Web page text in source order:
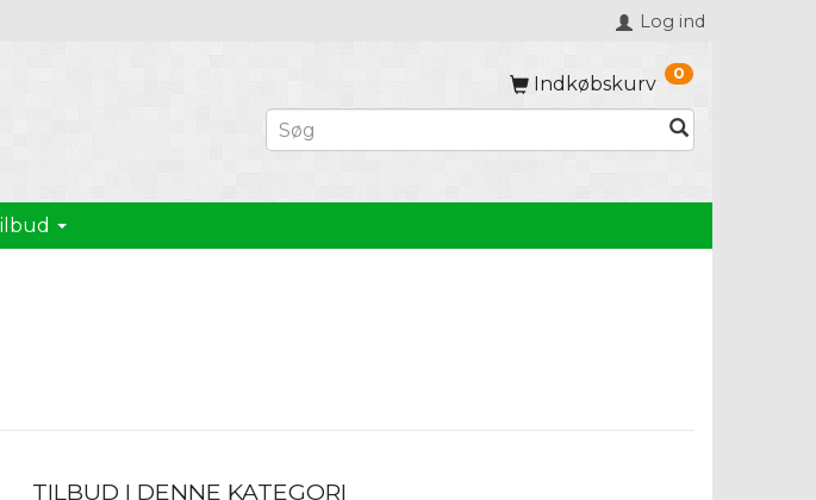
Log ind
Indkøbskurv 0
TILBUD I DENNE KATEGORI